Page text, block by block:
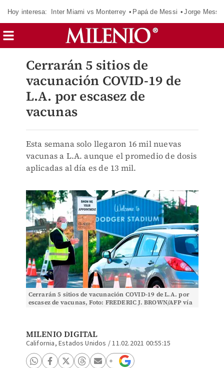
Hoy interesa: Inter Miami vs Monterrey Papá de Messi Jorge Messi
Cerrarán 5 sitios de
vacunación COVID-19 de
L.A. por escasez de
vacunas
Esta semana solo llegaron 16 mil nuevas
vacunas a L.A. aunque el promedio de dosis
aplicadas al día es de 13 mil.
Cerrarán 5 sitios de vacunación COVID-19 de L.A. por
escasez de vacunas, Foto: FREDERIC J. BROWN/AFP vía
MILENIO DIGITAL
California, Estados Unidos /11.02.2021 00:55:15